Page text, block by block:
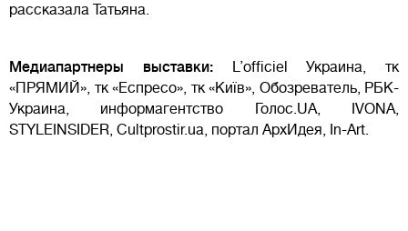
рассказала Татьяна.
Медиапартнеры выставки:L’officiel Украина, тк
«ПРЯМИЙ», тк «Еспресо», тк «Київ», Обозреватель, РБК-
Украина, информагентство Голос.UA, IVONA,
STYLEINSIDER, Cultprostir.ua, портал АрхИдея, In-Art.